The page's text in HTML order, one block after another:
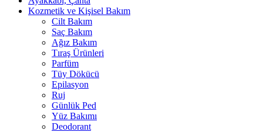
Kozmetik ve Kişisel Bakım
Cilt Bakım
Saç Bakım
Ağız Bakım
Tıraş Ürünleri
Parfüm
Tüy Dökücü
Epilasyon
Ruj
Günlük Ped
Yüz Bakımı
Deodorant